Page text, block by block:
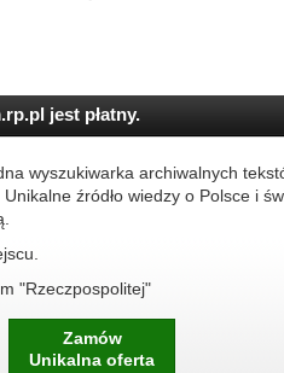
jest płatny.
wyszukiwarka archiwalnych
źródło wiedzy o Polsce i
"Rzeczpospolitej"
Zamów
Unikalna oferta